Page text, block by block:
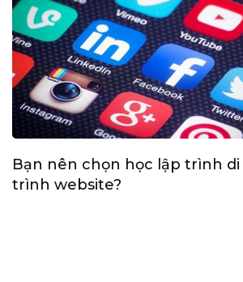
Bạn nên chọn học lập trình
trình website?